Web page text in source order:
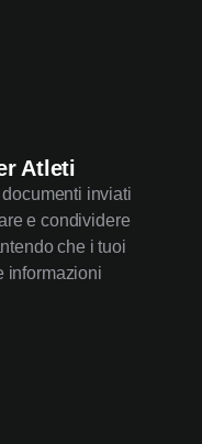
Atleti
inviati
e condividere
che i tuoi
informazioni